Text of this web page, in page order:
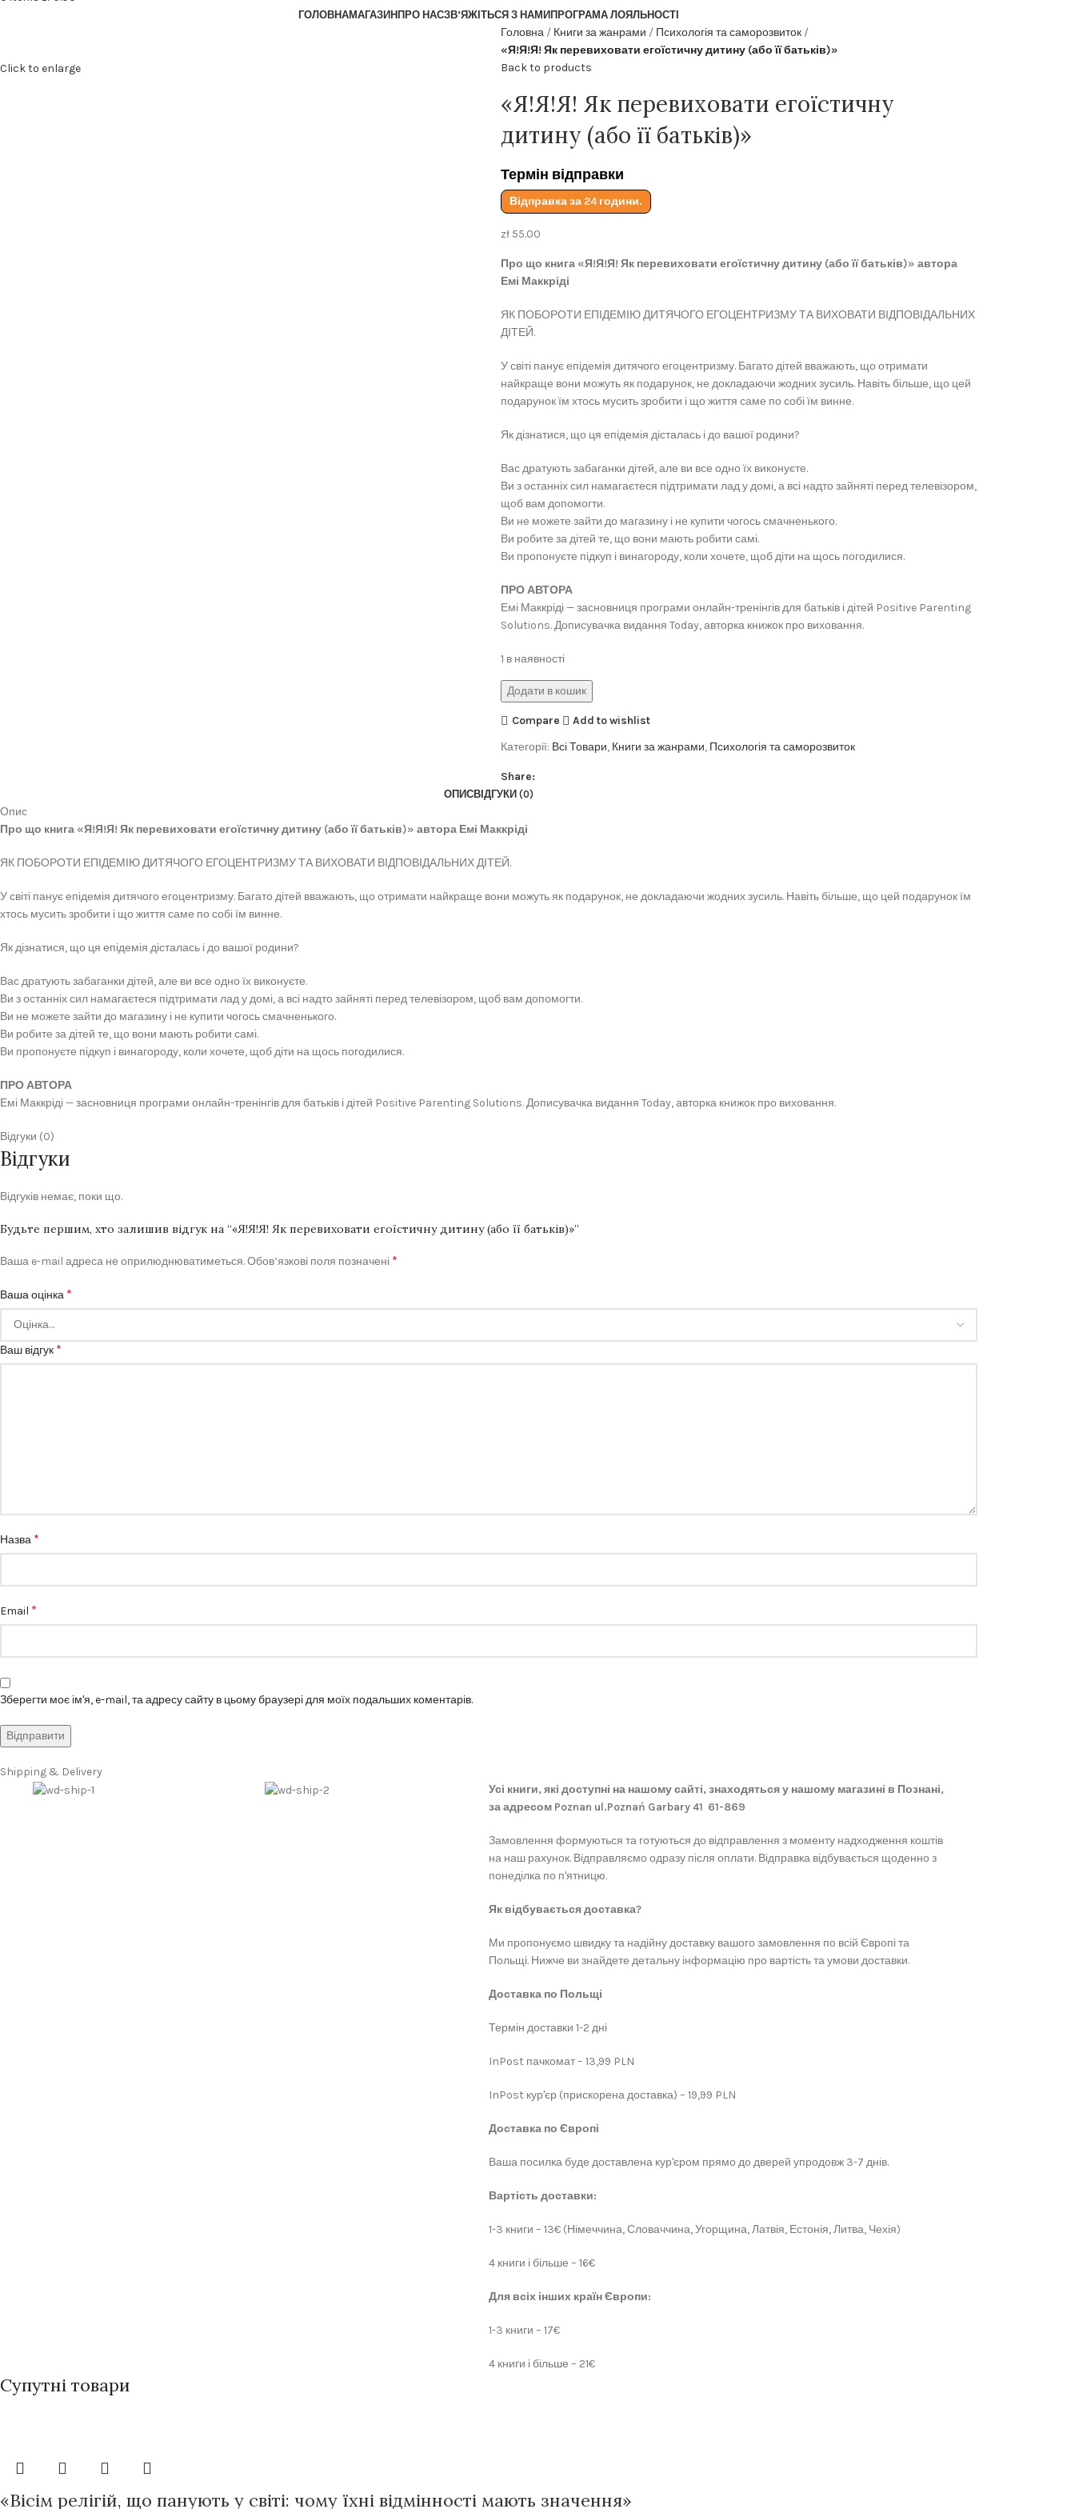
ГОЛОВНАМАГАЗИН ПРО НАСЗВ’ЯЖІТЬСЯ З НАМИ ПРОГРАМА ЛОЯЛЬНОСТІ
Click to enlarge
Головна Книги за жанрами
Психологія та саморозвиток
«Я!Я!Я! Як перевиховати егоїстичну дитину (або її батьків)»
Back to products
«Я!Я!Я! Як перевиховати егоїстичну
дитину (або її батьків)»
Термін відправки
Відправка за 24 години.
zł55.00
Про що книга «Я!Я!Я! Як перевиховати егоїстичну дитину (або її батьків)» автора
Емі Маккріді
ЯК ПОБОРОТИ ЕПІДЕМІЮ ДИТЯЧОГО ЕГОЦЕНТРИЗМУ ТА ВИХОВАТИ ВІДПОВІДАЛЬНИХ
ДІТЕЙ.
У світі панує епідемія дитячого егоцентризму. Багато дітей вважають, що отримати
найкраще вони можуть як подарунок, не докладаючи жодних зусиль. Навіть більше, що цей
подарунок їм хтось мусить зробити і що життя саме по собі їм винне.
Як дізнатися, що ця епідемія дісталась і до вашої родини?
Вас дратують забаганки дітей, але ви все одно їх виконуєте.
Ви з останніх сил намагаєтеся підтримати лад у домі, а всі надто зайняті перед телевізором,
щоб вам допомогти.
Ви не можете зайти до магазину і не купити чогось смачненького.
Ви робите за дітей те, що вони мають робити самі.
Ви пропонуєте підкуп і винагороду, коли хочете, щоб діти на щось погодилися.
ПРО АВТОРА
Емі Маккріді — засновниця програми онлайн-тренінгів для батьків і дітей Positive Parenting
Solutions. Дописувачка видання Today, авторка книжок про виховання.
1 в наявності
Додати в кошик
Compare
Add to wishlist
Категорії: Всі Товари, Книги за жанрами, Психологія та саморозвиток
Share:
ОПИСВІДГУКИ (0)
Опис
Про що книга «Я!Я!Я! Як перевиховати егоїстичну дитину (або її батьків)» автора Емі Маккріді
ЯК ПОБОРОТИ ЕПІДЕМІЮ ДИТЯЧОГО ЕГОЦЕНТРИЗМУ ТА ВИХОВАТИ ВІДПОВІДАЛЬНИХ ДІТЕЙ.
У світі панує епідемія дитячого егоцентризму. Багато дітей вважають, що отримати найкраще вони можуть як подарунок, не докладаючи жодних зусиль. Навіть більше, що цей подарунок їм
хтось мусить зробити і що життя саме по собі їм винне.
Як дізнатися, що ця епідемія дісталась і до вашої родини?
Вас дратують забаганки дітей, але ви все одно їх виконуєте.
Ви з останніх сил намагаєтеся підтримати лад у домі, а всі надто зайняті перед телевізором, щоб вам допомогти.
Ви не можете зайти до магазину і не купити чогось смачненького.
Ви робите за дітей те, що вони мають робити самі.
Ви пропонуєте підкуп і винагороду, коли хочете, щоб діти на щось погодилися.
ПРО АВТОРА
Емі Маккріді — засновниця програми онлайн-тренінгів для батьків і дітей Positive Parenting Solutions. Дописувачка видання Today, авторка книжок про виховання.
Відгуки (0)
Відгуки
Відгуків немає, поки що.
Будьте першим, хто залишив відгук на “«Я!Я!Я! Як перевиховати егоїстичну дитину (або її батьків)»”
Ваша e-mail адреса не оприлюднюватиметься.Обов’язкові поля позначені *
Ваша оцінка *
Ваш відгук *
Назва *
Email *
Зберегти моє ім'я, e-mail, та адресу сайту в цьому браузері для моїх подальших коментарів.
Shipping & Delivery
Усі книги, які доступні на нашому сайті, знаходяться у нашому магазині в Познані,
за адресом Poznan ul.Poznań Garbary 41 61-869
Замовлення формуються та готуються до відправлення з моменту надходження коштів
на наш рахунок. Відправляємо одразу після оплати. Відправка відбувається щоденно з
понеділка по п'ятницю.
Як відбувається доставка?
Ми пропонуємо швидку та надійну доставку вашого замовлення по всій Європі та
Польщі. Нижче ви знайдете детальну інформацію про вартість та умови доставки.
Доставка по Польщі
Термін доставки 1-2 дні
InPost пачкомат – 13,99 PLN
InPost кур'єр (прискорена доставка) – 19,99 PLN
Доставка по Європі
Ваша посилка буде доставлена кур'єром прямо до дверей упродовж 3-7 днів.
Вартість доставки:
1-3 книги – 13€ (Німеччина, Словаччина, Угорщина, Латвія, Естонія, Литва, Чехія)
4 книги і більше – 16€
Для всіх інших країн Європи:
1-3 книги – 17€
4 книги і більше – 21€
Супутні товари
«Вісім релігій, що панують у світі: чому їхні відмінності мають значення»